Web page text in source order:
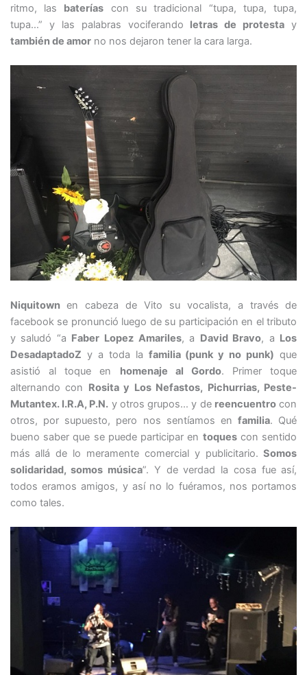
ritmo, las baterías con su tradicional “tupa, tupa, tupa,
tupa…” y las palabras vociferando letras de protesta y
también de amorno nos dejaron tener la cara larga.
Niquitownen cabeza de Vito su vocalista, a través de
facebook se pronunció luego de su participación en el tributo
y saludó “a Faber Lopez Amariles, a David Bravo, a Los
DesadaptadoZ y a toda la familia (punk y no punk) que
asistió al toque en homenaje al Gordo. Primer toque
alternando con Rosita y Los Nefastos, Pichurrias, Peste-
Mutantex. I.R.A, P.N. y otros grupos… y de reencuentro con
otros, por supuesto, pero nos sentíamos enfamilia. Qué
bueno saber que se puede participar en toquescon sentido
más allá de lo meramente comercial y publicitario.Somos
solidaridad, somos música”. Y de verdad la cosa fue así,
todos eramos amigos, y así no lo fuéramos, nos portamos
como tales.